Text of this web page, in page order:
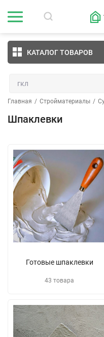
КАТАЛОГ ТОВАРОВ
Главная / Стройматериалы /
Шпаклевки
Готовые шпаклевки
43 товара